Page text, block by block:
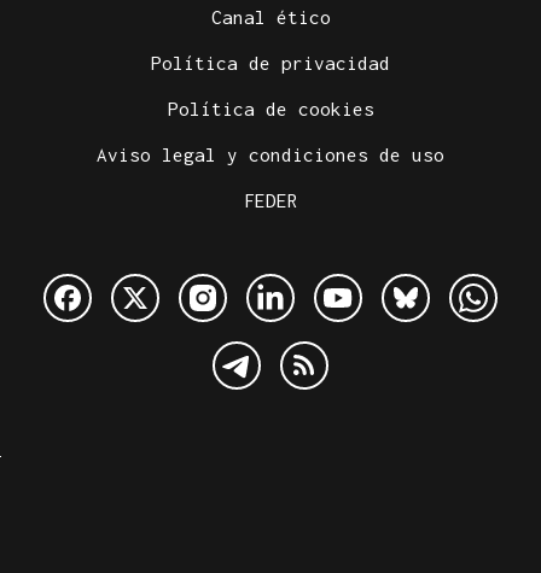
Canal ético
Política de privacidad
Política de cookies
Aviso legal y condiciones de uso
FEDER